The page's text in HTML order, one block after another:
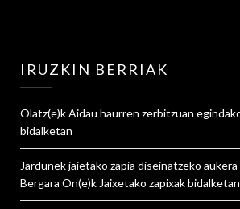
IRUZKIN BERRIAK
Olatz(e)kAidau haurren zerbitzuan
bidalketan
Jardunek jaietako zapia diseinatzeko
Bergara On(e)k Jaixetako zapixakbidalketan